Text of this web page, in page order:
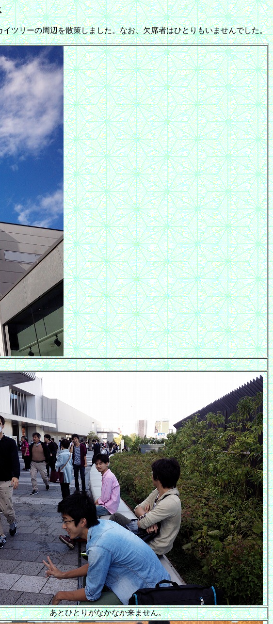
ツリーの周辺を散策しました。なお、欠席者はひとりもいませんでした。
あとひとりがなかなか来ません。